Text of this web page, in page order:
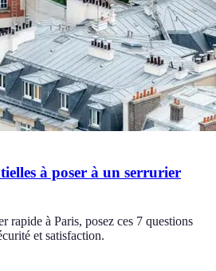
à poser à un serrurier
rapide à Paris, posez ces 7 questions
et satisfaction.